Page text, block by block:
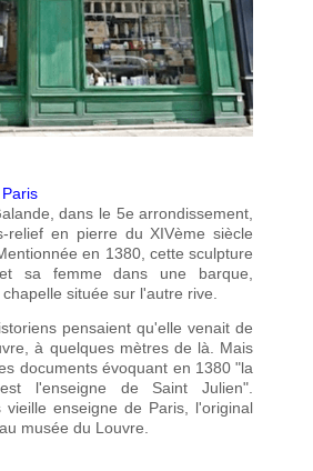
dans le 5e arrondissement,
relief en pierre du XIVème siècle
en 1380, cette sculpture
sa femme dans une barque,
située sur l'autre rive.
pensaient qu'elle venait de
à quelques mètres de là. Mais
documents évoquant en 1380 "la
l'enseigne de Saint Julien".
enseigne de Paris, l'original
musée du Louvre.